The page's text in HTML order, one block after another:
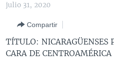
Salte
principal
Salte
VOA VERIFICA INMIGRACIÓN
VOA VERIFICA AMÉRICA
ARGENTINA
BOLIVIA
CHINA EN AMÉRICA LATINA
CENTROAMÉRICA
julio 31, 2020
Compartir
TÍTULO: NICARAGÜENSES
CARA DE